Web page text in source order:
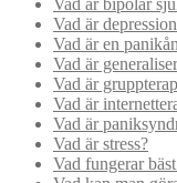
Vad är
Vad är en
Vad är
Vad är
Vad är
Vad är
Vad är stress?
Vad fungerar